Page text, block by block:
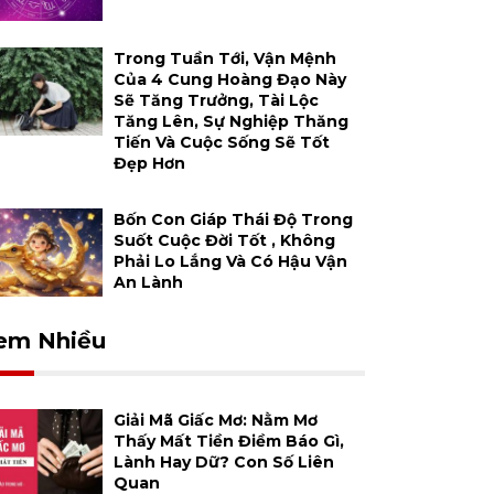
Trong Tuần Tới, Vận Mệnh
Của 4 Cung Hoàng Đạo Này
Sẽ Tăng Trưởng, Tài Lộc
Tăng Lên, Sự Nghiệp Thăng
Tiến Và Cuộc Sống Sẽ Tốt
Đẹp Hơn
Bốn Con Giáp Thái Độ Trong
Suốt Cuộc Đời Tốt , Không
Phải Lo Lắng Và Có Hậu Vận
An Lành
Nhiều
Giải Mã Giấc Mơ: Nằm Mơ
Thấy Mất Tiền Điềm Báo Gì,
Lành Hay Dữ? Con Số Liên
Quan